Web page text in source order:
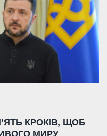
КРОКІВ, ЩОБ